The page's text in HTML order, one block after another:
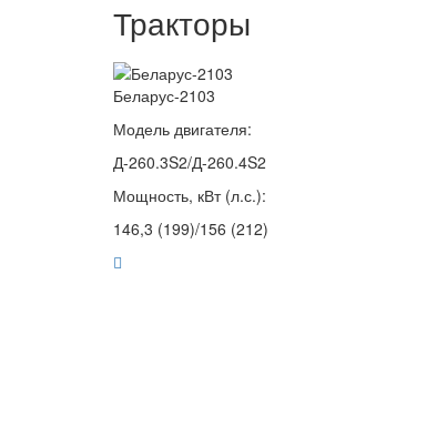
Тракторы
Беларус-2103
Модель двигателя:
Д-260.3S2/Д-260.4S2
Мощность, кВт (л.с.):
146,3 (199)/156 (212)